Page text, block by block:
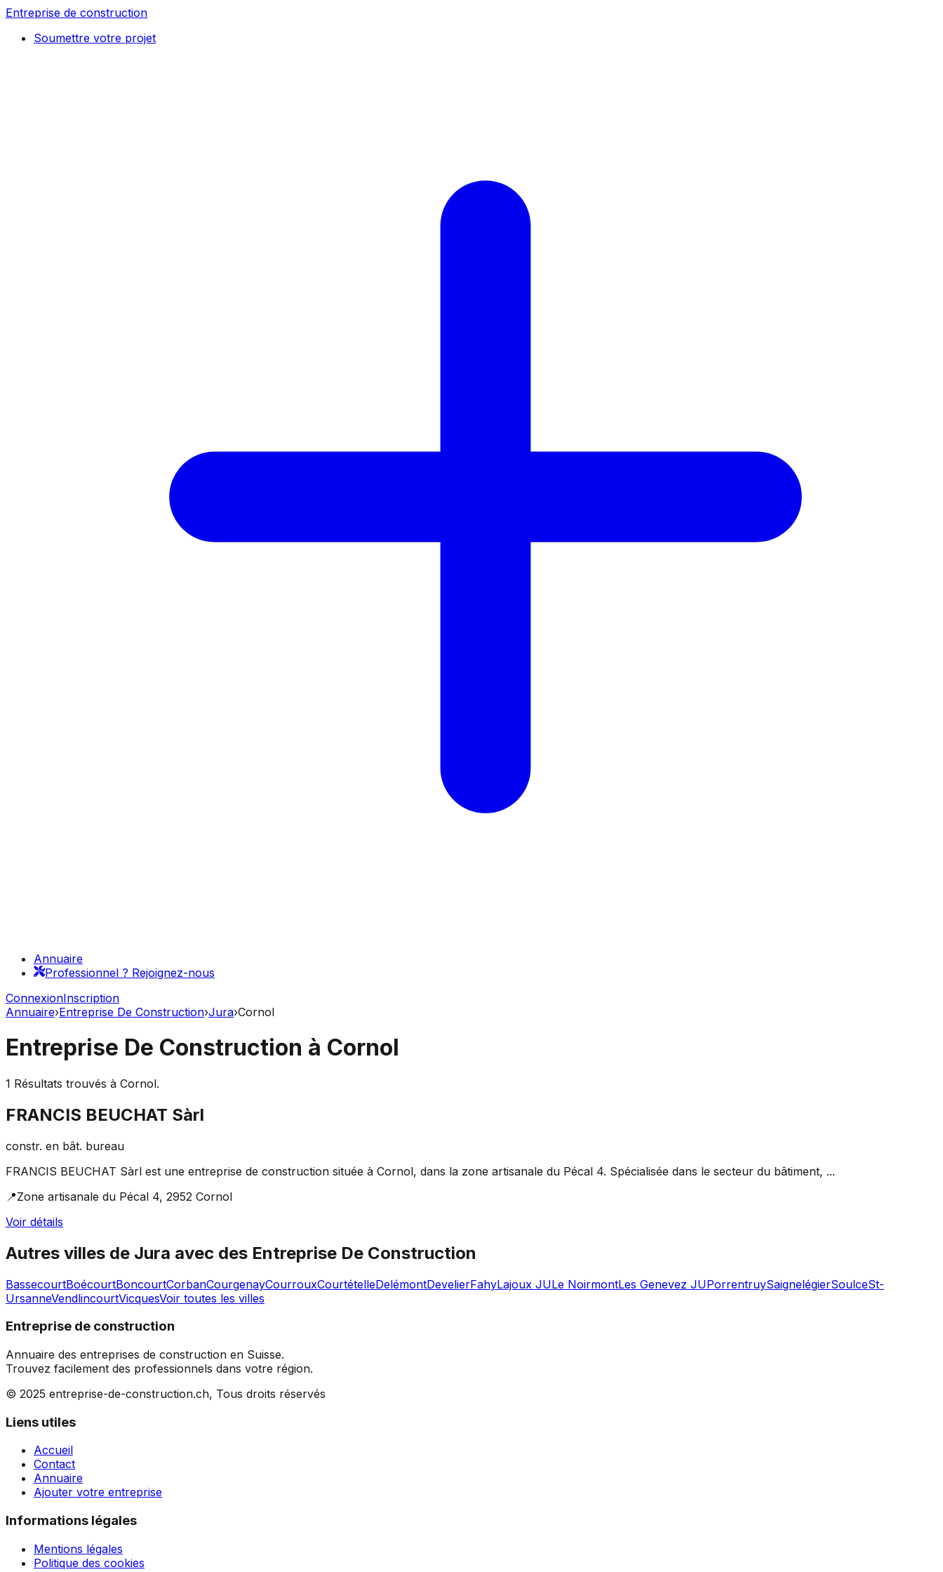
Entreprise de construction
Soumettre votre projet
Annuaire
Professionnel ? Rejoignez-nous
ConnexionInscription
Annuaire›Entreprise De Construction›Jura›Cornol
Entreprise De Construction à Cornol
1 Résultats trouvés à Cornol.
FRANCIS BEUCHAT Sàrl
constr. en bât. bureau
FRANCIS BEUCHAT Sàrl est une entreprise de construction située à Cornol, dans la zone artisanale du Pécal 4. Spécialisée dans le secteur du bâtiment, ...
📍Zone artisanale du Pécal 4, 2952 Cornol
Voir détails
Autres villes de Jura avec des Entreprise De Construction
BassecourtBoécourtBoncourtCorbanCourgenayCourrouxCourtételleDelémontDevelierFahyLajoux JULe NoirmontLes Genevez JUPorrentruySaignelégierSoulceSt-
UrsanneVendlincourtVicquesVoir toutes les villes
Entreprise de construction
Annuaire des entreprises de construction en Suisse.
Trouvez facilement des professionnels dans votre région.
© 2025 entreprise-de-construction.ch, Tous droits réservés
Liens utiles
Accueil
Contact
Annuaire
Ajouter votre entreprise
Informations légales
Mentions légales
Politique des cookies